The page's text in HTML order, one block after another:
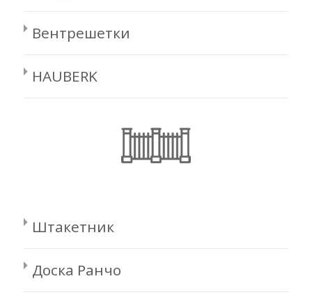
Вентрешетки
HAUBERK
Штакетник
Доска Ранчо